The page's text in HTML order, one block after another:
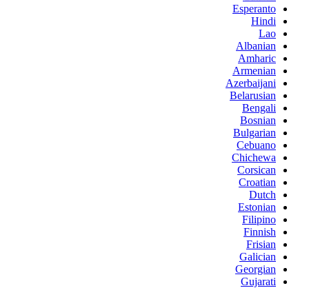
Esperanto
Hindi
Lao
Albanian
Amharic
Armenian
Azerbaijani
Belarusian
Bengali
Bosnian
Bulgarian
Cebuano
Chichewa
Corsican
Croatian
Dutch
Estonian
Filipino
Finnish
Frisian
Galician
Georgian
Gujarati